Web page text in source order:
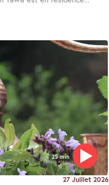
25 min
27 Juillet 2026